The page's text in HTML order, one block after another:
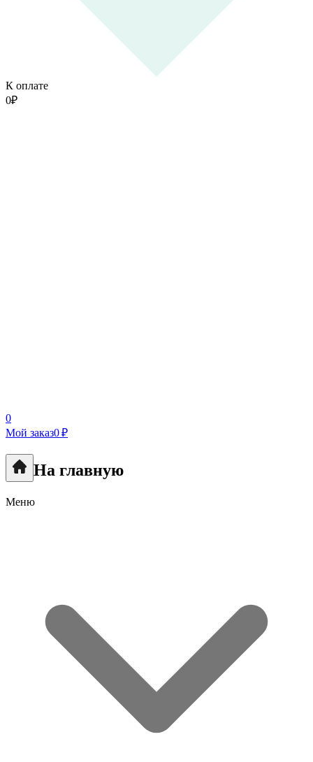
К оплате
0₽
0
Мой заказ0 ₽
На главную
Меню